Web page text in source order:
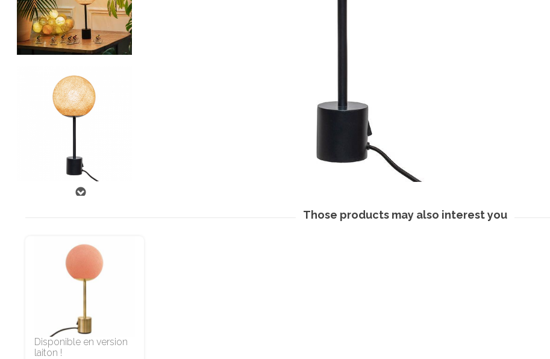
Those products may also interest you
Disponible en version
laiton !